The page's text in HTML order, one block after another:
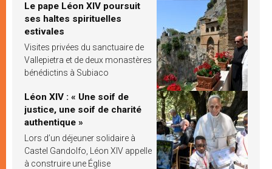
Le pape Léon XIV poursuit
ses haltes spirituelles
estivales
Visites privées du sanctuaire de
Vallepietra et de deux monastères
bénédictins à Subiaco
Léon XIV : « Une soif de
justice, une soif de charité
authentique »
Lors d’un déjeuner solidaire à
Castel Gandolfo, Léon XIV appelle
à construire une Église